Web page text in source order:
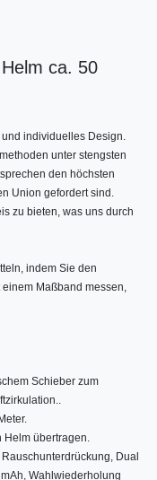
ca. 50
individuelles Design.
unter stengsten
den höchsten
Union gefordert sind.
zu bieten, was uns durch
indem Sie den
Maßband messen,
Schieber zum
Helm übertragen.
Rauschunterdrückung, Dual
Wahlwiederholung